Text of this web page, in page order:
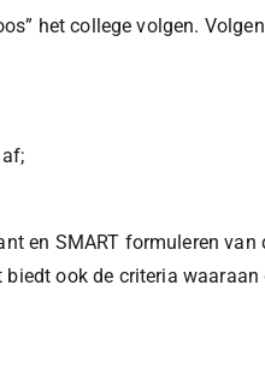
het college volgen.
en SMART formuleren van
ook de criteria